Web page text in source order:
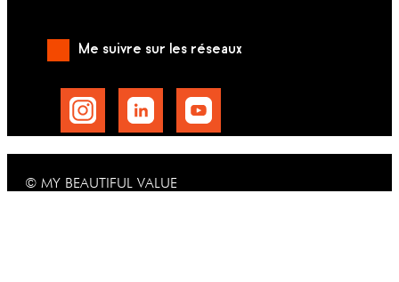
Me suivre sur les réseaux
© MY BEAUTIFUL VALUE